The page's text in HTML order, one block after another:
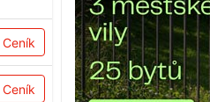
Ceník
Ceník